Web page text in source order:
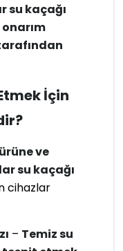
su kaçağı
İçin
ve
su kaçağı
cihazlar
– Temiz su